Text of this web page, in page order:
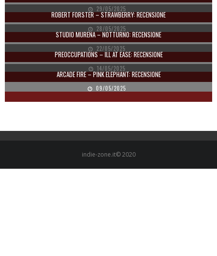
29/05/2025
ROBERT FORSTER – STRAWBERRY: RECENSIONE
28/05/2025
STUDIO MURENA – NOTTURNO: RECENSIONE
22/05/2025
PREOCCUPATIONS – ILL AT EASE: RECENSIONE
14/05/2025
ARCADE FIRE – PINK ELEPHANT: RECENSIONE
09/05/2025
indie-zone.it© 2020